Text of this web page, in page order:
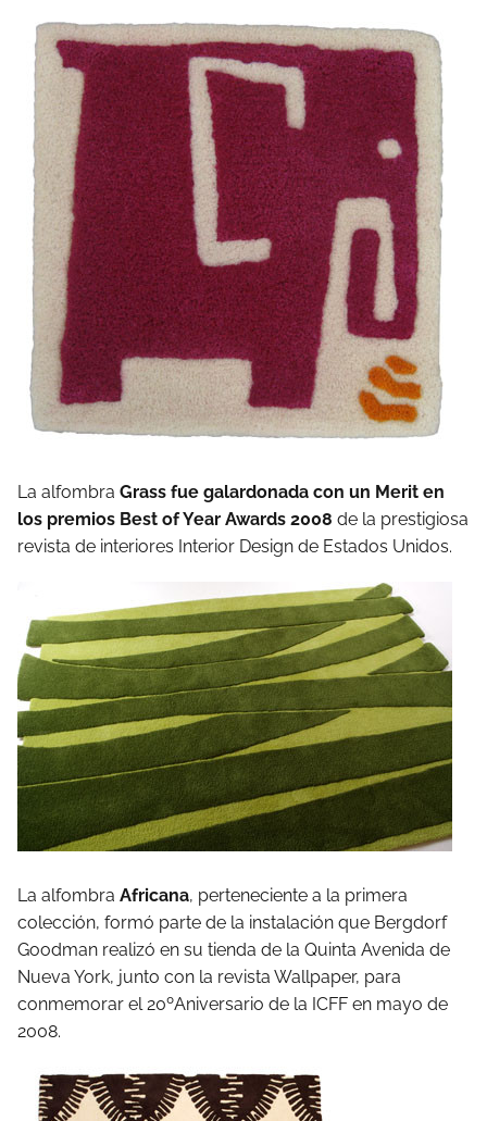
La alfombra Grass fue galardonada con un Merit en
los premios Best of Year Awards 2008 de la prestigiosa
revista de interiores Interior Design de Estados Unidos.
La alfombra Africana, perteneciente a la primera
colección, formó parte de la instalación que Bergdorf
Goodman realizó en su tienda de la Quinta Avenida de
Nueva York, junto con la revista Wallpaper, para
conmemorar el 20ºAniversario de la ICFF en mayo de
2008.